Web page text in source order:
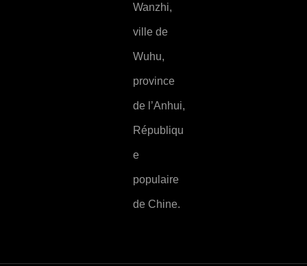
Wanzhi,
ville de
Wuhu,
province
de l’Anhui,
Républiqu
e
populaire
de Chine.